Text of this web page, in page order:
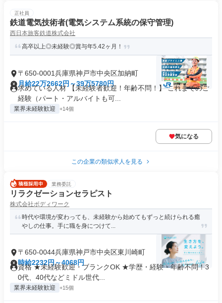
正社員
鉄道電気技術者(電気システム系統の保守管理)
西日本旅客鉄道株式会社
高卒以上◎未経験◎賞与年5.42ヶ月！
〒650-0001兵庫県神戸市中央区加納町
月給22万2662円～39万5780円
求めている人材 【未経験者歓迎！年齢不問！】 これまでのご
経験（パート・アルバイトも可...
業界未経験歓迎 +14個
気になる
この企業の類似求人を見る
業務委託
リラクゼーションセラピスト
株式会社ボディワーク
時代や環境が変わっても、未経験から始めてもずっと続けられる癒
やしの仕事。手に職を身につけて...
〒650-0044兵庫県神戸市中央区東川崎町
時給2232円～4068円
資格 ★未経験歓迎・ブランクOK ★学歴・経験・年齢不問！3
0代、40代などミドル世代...
業界未経験歓迎 +15個